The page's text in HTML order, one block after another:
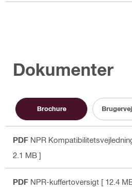
Dokumenter
Brochure
PDF NPR
2.1 MB ]
PDF NPR-kuffertoversigt [ 12.4